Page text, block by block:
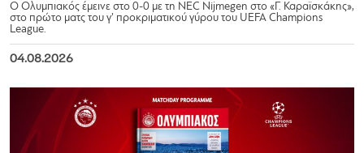
Ο Ολυμπιακός έμεινε στο 0-0 με τη NEC Nijmegen στο «Γ. Καραϊσκάκης»,
στο πρώτο ματς του γ’ προκριματικού γύρου του UEFA Champions
League.
04.08.2026